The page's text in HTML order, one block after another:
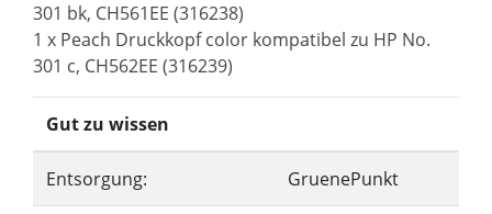
301 bk, CH561EE (316238)
1 x Peach Druckkopf color kompatibel zu HP No.
301 c, CH562EE (316239)
Gut zu wissen
Entsorgung: GruenePunkt